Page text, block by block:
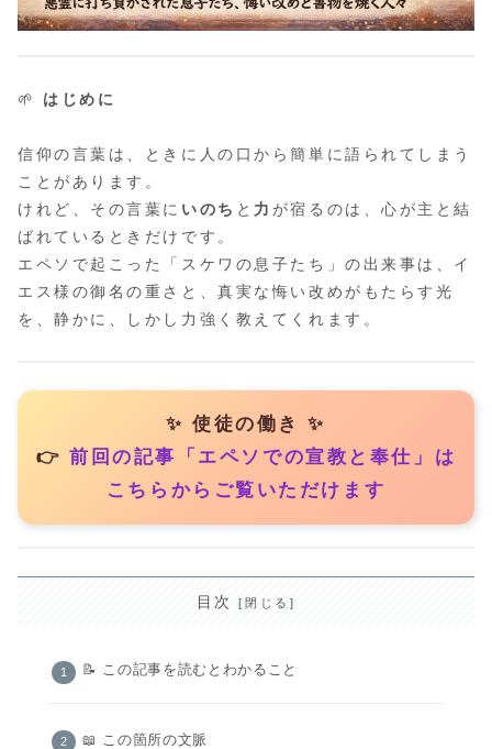
🌱 はじめに
信仰の言葉は、ときに人の口から簡単に語られてしまう
ことがあります。
けれど、その言葉に いのち と 力 が宿るのは、心が主と結
ばれているときだけです。
エペソで起こった「スケワの息子たち」の出来事は、イ
エス様の御名の重さと、真実な悔い改めがもたらす光
を、静かに、しかし力強く教えてくれます。
✨ 使徒の働き ✨
👉前回の記事「エペソでの宣教と奉仕」は
こちらからご覧いただけます
目次
📝 この記事を読むとわかること
📖 この箇所の文脈